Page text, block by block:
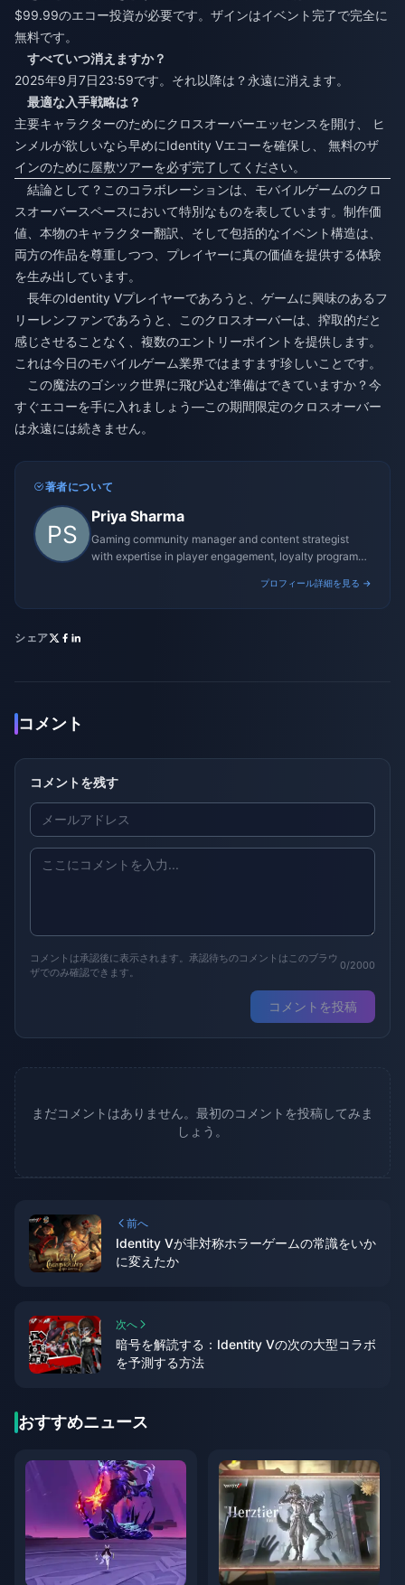
$99.99のエコー投資が必要です。ザインはイベント完了で完全に
無料です。
すべていつ消えますか？
2025年9月7日23:59です。それ以降は？永遠に消えます。
最適な入手戦略は？
主要キャラクターのためにクロスオーバーエッセンスを開け、
ヒ
ンメルが欲しいなら早めにIdentity Vエコーを確保し、
無料のザ
インのために屋敷ツアーを必ず完了してください。
結論として？このコラボレーションは、モバイルゲームのクロ
スオーバースペースにおいて特別なものを表しています。制作価
値、本物のキャラクター翻訳、そして包括的なイベント構造は、
両方の作品を尊重しつつ、プレイヤーに真の価値を提供する体験
を生み出しています。
長年のIdentity Vプレイヤーであろうと、ゲームに興味のあるフ
リーレンファンであろうと、このクロスオーバーは、搾取的だと
感じさせることなく、複数のエントリーポイントを提供します。
これは今日のモバイルゲーム業界ではますます珍しいことです。
この魔法のゴシック世界に飛び込む準備はできていますか？今
すぐエコーを手に入れましょう—この期間限定のクロスオーバー
は永遠には続きません。
著者について
Priya Sharma
Gaming community manager and content strategist
with expertise in player engagement, loyalty programs,
プロフィール詳細を見る →
シェア
コメント
コメントを残す
コメントは承認後に表示されます。承認待ちのコメントはこのブラウ
ザでのみ確認できます。
0/2000
コメントを投稿
まだコメントはありません。最初のコメントを投稿してみま
しょう。
前へ
Identity Vが非対称ホラーゲームの常識をいか
に変えたか
次へ
暗号を解読する：Identity Vの次の大型コラボ
を予測する方法
おすすめニュース